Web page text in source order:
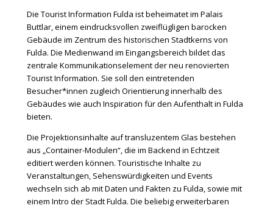
Die Tourist Information Fulda ist beheimatet im Palais
Buttlar, einem eindrucksvollen zweiflügligen barocken
Gebäude im Zentrum des historischen Stadtkerns von
Fulda. Die Medienwand im Eingangsbereich bildet das
zentrale Kommunikationselement der neu renovierten
Tourist Information. Sie soll den eintretenden
Besucher*innen zugleich Orientierung innerhalb des
Gebäudes wie auch Inspiration für den Aufenthalt in Fulda
bieten.
Die Projektionsinhalte auf transluzentem Glas bestehen
aus „Container-Modulen“, die im Backend in Echtzeit
editiert werden können. Touristische Inhalte zu
Veranstaltungen, Sehenswürdigkeiten und Events
wechseln sich ab mit Daten und Fakten zu Fulda, sowie mit
einem Intro der Stadt Fulda. Die beliebig erweiterbaren